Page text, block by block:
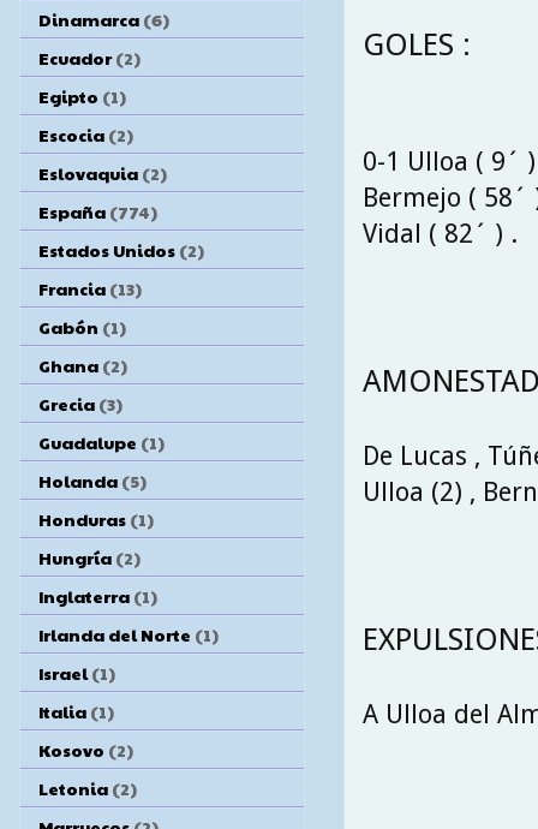
GOLES :
0-1 Ulloa ( 9´
Bermejo ( 58´
Vidal ( 82´ ) .
De Lucas ,
Ulloa (2) ,
A Ulloa del
Dinamarca (6)
Ecuador (2)
Egipto (1)
Escocia (2)
Eslovaquia (2)
España (774)
Estados Unidos (2)
Francia (13)
Gabón (1)
Ghana (2)
Grecia (3)
Guadalupe (1)
Holanda (5)
Honduras (1)
Hungría (2)
Inglaterra (1)
Irlanda del Norte (1)
Israel (1)
Italia (1)
Kosovo (2)
Letonia (2)